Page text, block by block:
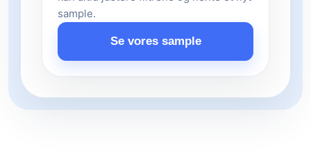
sample.
Se vores sample